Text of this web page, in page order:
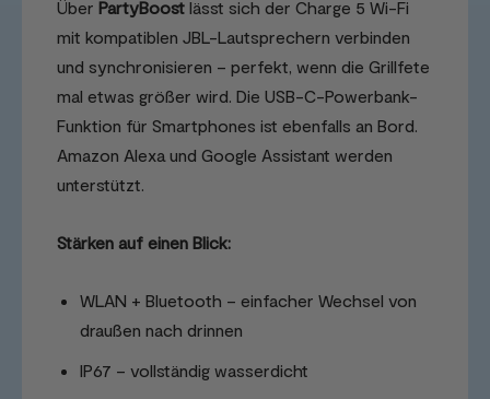
Über PartyBoost lässt sich der Charge 5 Wi-Fi
mit kompatiblen JBL-Lautsprechern verbinden
und synchronisieren – perfekt, wenn die Grillfete
mal etwas größer wird. Die USB-C-Powerbank-
Funktion für Smartphones ist ebenfalls an Bord.
Amazon Alexa und Google Assistant werden
unterstützt.
Stärken auf einen Blick:
WLAN + Bluetooth – einfacher Wechsel von
draußen nach drinnen
IP67 – vollständig wasserdicht